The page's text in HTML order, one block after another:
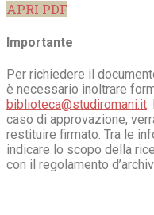
APRI PDF
Importante
Per richiedere il
è necessario inoltrare
biblioteca@studiromani.it.
caso di approvazione,
restituire firmato. Tra le
indicare lo scopo della
con il regolamento